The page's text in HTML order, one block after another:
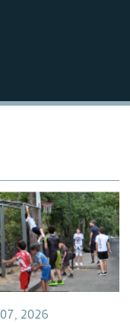
2026